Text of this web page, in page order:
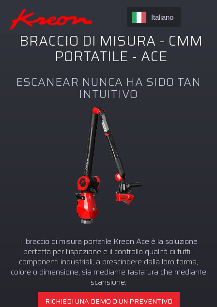
BRACCIO DI MISURA - CMM
PORTATILE - ACE
ESCANEAR NUNCA HA SIDO TAN
INTUITIVO
Il braccio di misura portatile Kreon Ace è la soluzione
perfetta per l’ispezione e il controllo qualità di tutti i
componenti industriali, a prescindere dalla loro forma,
colore o dimensione, sia mediante tastatura che mediante
scansione.
RICHIEDI UNA DEMO O UN PREVENTIVO
Italiano